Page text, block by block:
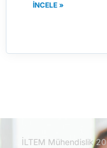
İNCELE »
İLTEM Mühendislik